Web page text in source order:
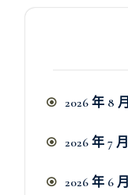
2026 年 8 月
2026 年 7 月
2026 年 6 月